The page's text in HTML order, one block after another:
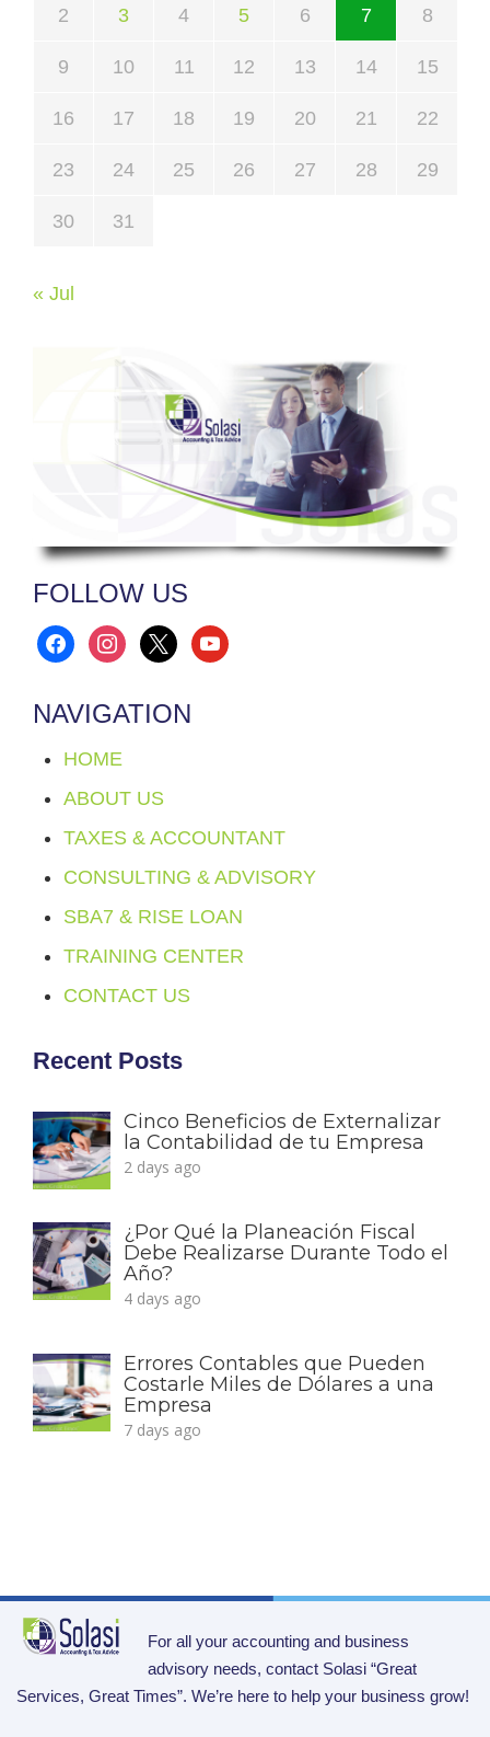
2 3 4 5 6 7 8
9 10 11 12 13 14 15
16 17 18 19 20 21 22
23 24 25 26 27 28 29
30 31
« Jul
FOLLOW US
facebookinstagram
x youtube
NAVIGATION
HOME
ABOUT US
TAXES & ACCOUNTANT
CONSULTING & ADVISORY
SBA7 & RISE LOAN
TRAINING CENTER
CONTACT US
Recent Posts
Cinco Beneficios de Externalizar
la Contabilidad de tu Empresa
2 days ago
¿Por Qué la Planeación Fiscal
Debe Realizarse Durante Todo el
Año?
4 days ago
Errores Contables que Pueden
Costarle Miles de Dólares a una
Empresa
7 days ago
For all your accounting and business
advisory needs, contact Solasi “Great
Services, Great Times”. We’re here to help your business grow!